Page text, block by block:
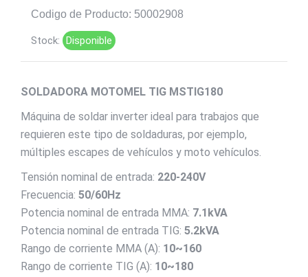
Codigo de Producto: 50002908
Stock: Disponible
SOLDADORA MOTOMEL TIG MSTIG180
Máquina de soldar inverter ideal para trabajos que
requieren este tipo de soldaduras, por ejemplo,
múltiples escapes de vehículos y moto vehículos.
Tensión nominal de entrada: 220-240V
Frecuencia: 50/60Hz
Potencia nominal de entrada MMA: 7.1kVA
Potencia nominal de entrada TIG: 5.2kVA
Rango de corriente MMA (A): 10~160
Rango de corriente TIG (A): 10~180